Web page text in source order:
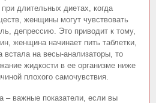
длительных диетах, когда
женщины могут чувствовать
депрессию. Это приводит к тому,
женщина начинает пить таблетки,
встала на весы-анализаторы, то
жидкости в ее организме ниже
плохого самочувствия.
– важные показатели, если вы